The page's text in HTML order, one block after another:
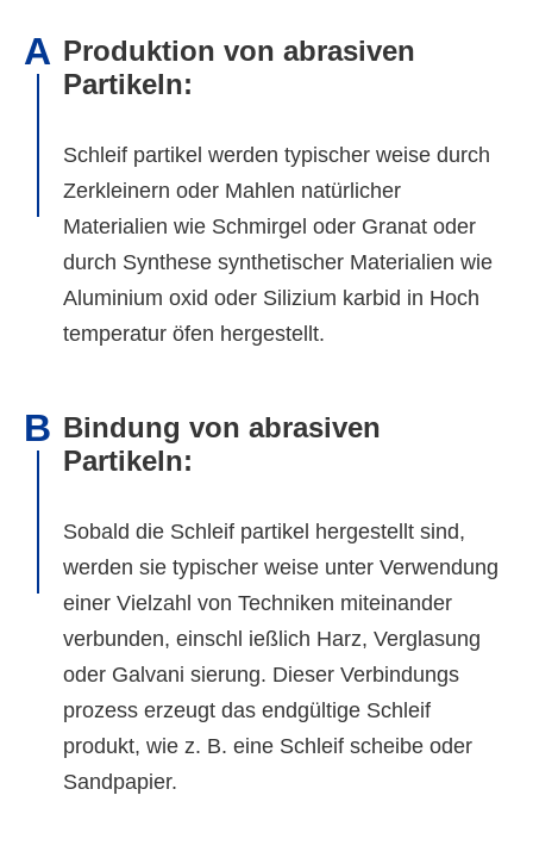
A Produktion von abrasiven
Partikeln:
Schleif partikel werden typischer weise durch
Zerkleinern oder Mahlen natürlicher
Materialien wie Schmirgel oder Granat oder
durch Synthese synthetischer Materialien wie
Aluminium oxid oder Silizium karbid in Hoch
temperatur öfen hergestellt.
B Bindung von abrasiven
Partikeln:
Sobald die Schleif partikel hergestellt sind,
werden sie typischer weise unter Verwendung
einer Vielzahl von Techniken miteinander
verbunden, einschl ießlich Harz, Verglasung
oder Galvani sierung. Dieser Verbindungs
prozess erzeugt das endgültige Schleif
produkt, wie z. B. eine Schleif scheibe oder
Sandpapier.